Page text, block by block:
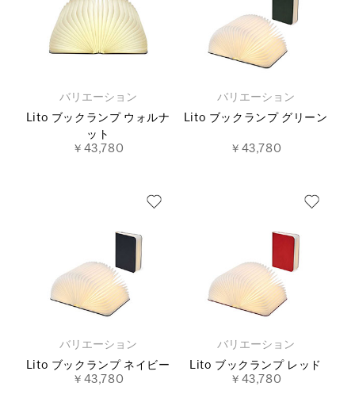
バリエーション
Lito ブックランプ ウォルナ
ット
￥43,780
バリエーション
Lito ブックランプ グリーン
￥43,780
バリエーション
Lito ブックランプ ネイビー
￥43,780
バリエーション
Lito ブックランプ レッド
￥43,780